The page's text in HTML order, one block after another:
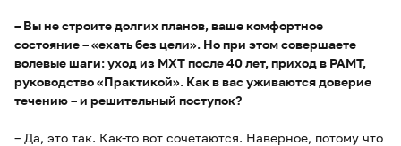
– Вы не строите долгих планов, ваше комфортное
состояние – «ехать без цели». Но при этом совершаете
волевые шаги: уход из МХТ после 40 лет, приход в РАМТ,
руководство «Практикой». Как в вас уживаются доверие
течению – и решительный поступок?
– Да, это так. Как-то вот сочетаются. Наверное, потому что